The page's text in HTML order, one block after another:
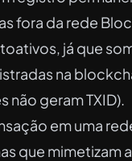
fora da rede
já que
na
não geram TXID).
em uma
que mimetizam